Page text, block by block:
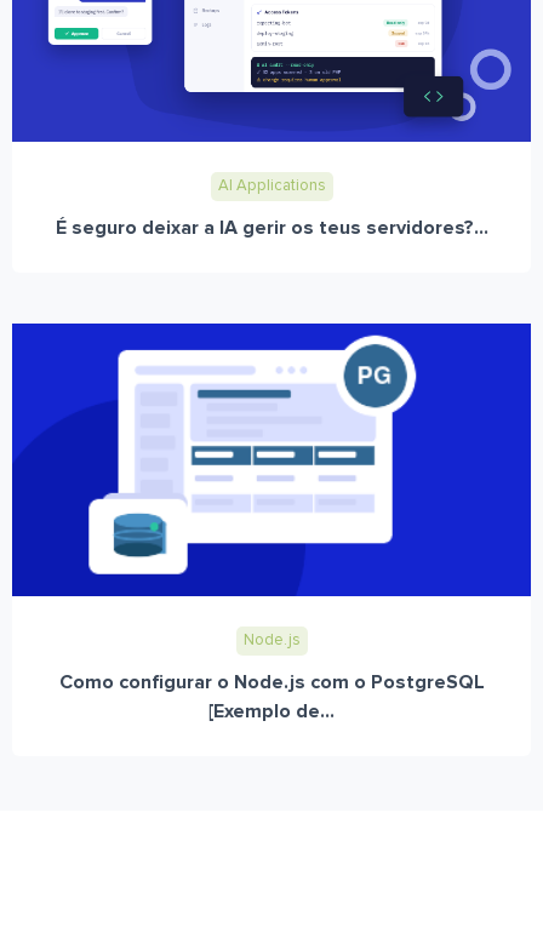
AI Applications
É seguro deixar a IA gerir os teus servidores?...
Node.js
Como configurar o Node.js com o PostgreSQL
[Exemplo de...